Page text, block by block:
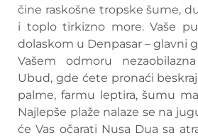
čine raskošne tropske šume,
i toplo tirkizno more. Vaše
dolaskom u Denpasar – glavni
Vašem odmoru
Ubud, gde ćete pronaći
palme, farmu leptira, šumu
Najlepše plaže nalaze se na
će Vas očarati Nusa Dua sa